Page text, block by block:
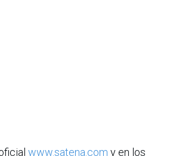
www.satena.com y en los